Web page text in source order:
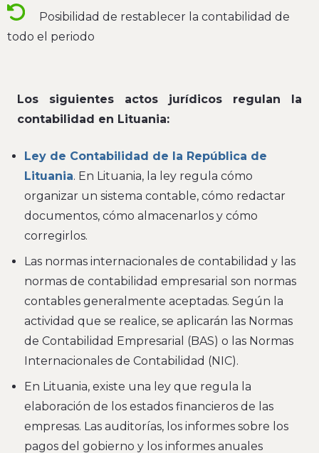
Posibilidad de restablecer la contabilidad de
todo el periodo
Los siguientes actos jurídicos regulan la
contabilidad en Lituania:
Ley de Contabilidad de la República de
Lituania. En Lituania, la ley regula cómo
organizar un sistema contable, cómo redactar
documentos, cómo almacenarlos y cómo
corregirlos.
Las normas internacionales de contabilidad y las
normas de contabilidad empresarial son normas
contables generalmente aceptadas. Según la
actividad que se realice, se aplicarán las Normas
de Contabilidad Empresarial (BAS) o las Normas
Internacionales de Contabilidad (NIC).
En Lituania, existe una ley que regula la
elaboración de los estados financieros de las
empresas. Las auditorías, los informes sobre los
pagos del gobierno y los informes anuales